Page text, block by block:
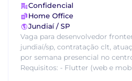
Confidencial
Home Office
Jundiaí / SP
Vaga para desenvolvedor
jundiaí/sp, contratação clt,
por semana presencial no
Requisitos: - Flutter (web e